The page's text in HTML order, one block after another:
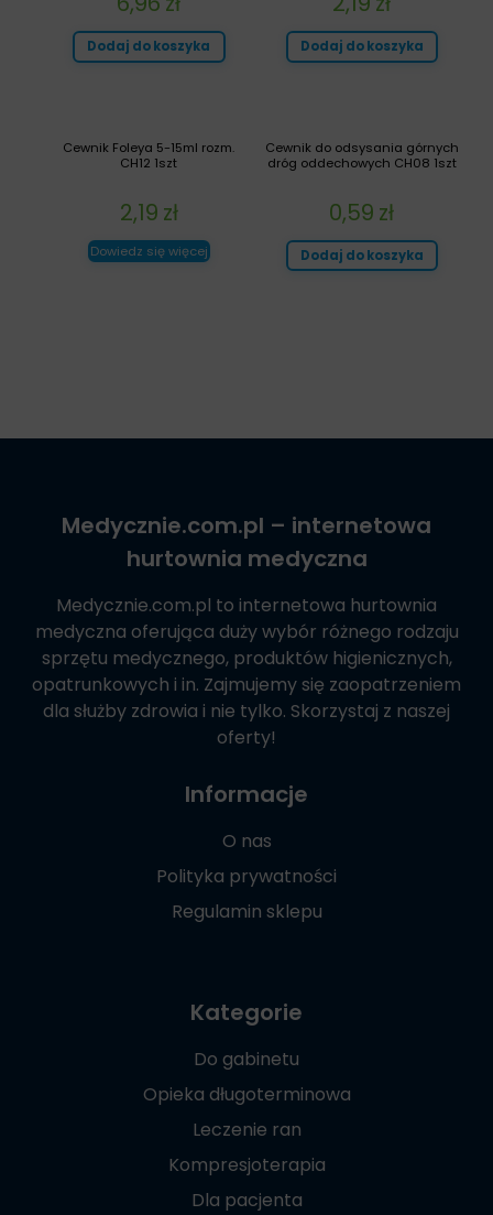
Dodaj do koszyka
Dodaj do koszyka
Cewnik do odsysania górnych
dróg oddechowych CH08 1szt
0,59 zł
Dodaj do koszyka
Cewnik Foleya 5-15ml rozm.
CH12 1szt
2,19 zł
Dowiedz się więcej
Medycznie.com.pl – internetowa
hurtownia medyczna
Medycznie.com.pl to internetowa hurtownia
medyczna oferująca duży wybór różnego rodzaju
sprzętu medycznego, produktów higienicznych,
opatrunkowych i in. Zajmujemy się zaopatrzeniem
dla służby zdrowia i nie tylko. Skorzystaj z naszej
oferty!
Informacje
O nas
Polityka prywatności
Regulamin sklepu
Kategorie
Do gabinetu
Opieka długoterminowa
Leczenie ran
Kompresjoterapia
Dla pacjenta